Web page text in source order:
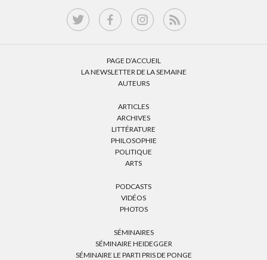
PAGE D’ACCUEIL
LA NEWSLETTER DE LA SEMAINE
AUTEURS
ARTICLES
ARCHIVES
LITTÉRATURE
PHILOSOPHIE
POLITIQUE
ARTS
PODCASTS
VIDÉOS
PHOTOS
SÉMINAIRES
SÉMINAIRE HEIDEGGER
SÉMINAIRE LE PARTI PRIS DE PONGE